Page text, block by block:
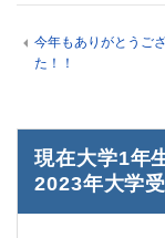
今年もありがとうご
た！！
現在大学1年
2023年大学